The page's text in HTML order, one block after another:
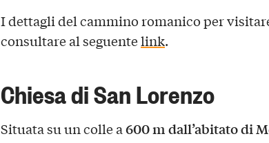
I dettagli del cammino romanico per
consultare al seguentelink.
Chiesa di San Lorenzo
Situata su un colle a600 m dall’abitato di